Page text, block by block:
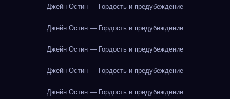
Джейн Остин — Гордость и предубеждение
Джейн Остин — Гордость и предубеждение
Джейн Остин — Гордость и предубеждение
Джейн Остин — Гордость и предубеждение
Джейн Остин — Гордость и предубеждение